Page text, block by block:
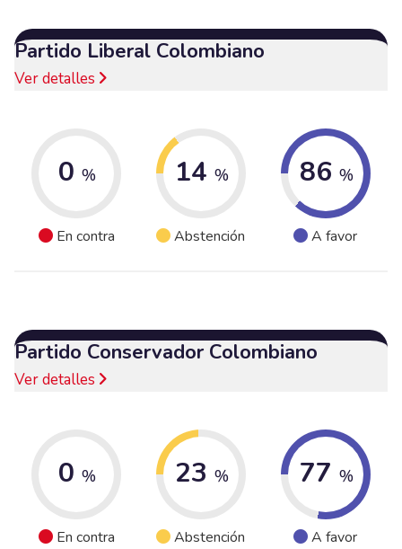
Partido Liberal Colombiano
Ver detalles
0 %
En contra
14 %
Abstención
86 %
A favor
Partido Conservador Colombiano
Ver detalles
0 %
En contra
23 %
Abstención
77 %
A favor